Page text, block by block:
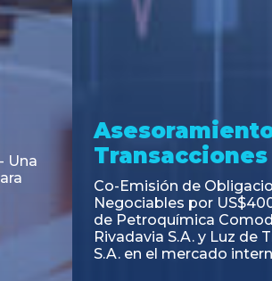
Transacciones
PAGBAM asesoró a
autorización para la
de los Certificados de
del Fideicomiso
Inmobiliario "Espacio